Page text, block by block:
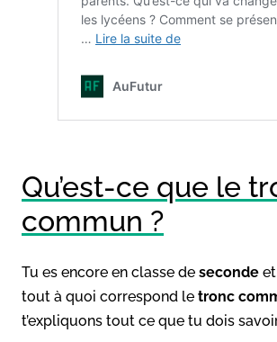
Qu’est-ce que le
commun ?
Tu es encore en classe de seconde
tout à quoi correspond le tronc
t’expliquons tout ce que tu dois